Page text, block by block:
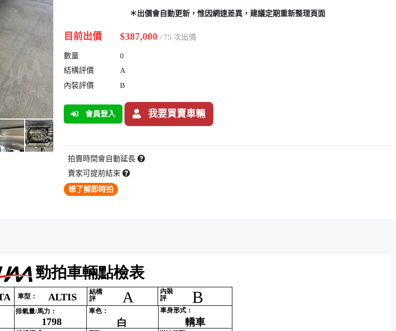
＊出價會自動更新，惟因網速差異，建議定期重新整理頁面
目前出價 $387,000 / 75 次出價
數量
0
結構評價
A
內裝評價
B
會員登入 我要買賣車輛
拍賣時間會自動延長
賣家可提前結束
想了解即時拍